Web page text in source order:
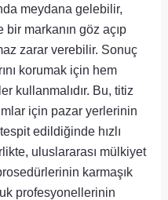
meydana gelebilir,
markanın göz açıp
zarar verebilir. Sonuç
korumak için hem
kullanmalıdır. Bu, titiz
için pazar yerlerinin
edildiğinde hızlı
uluslararası mülkiyet
karmaşık
profesyonellerinin